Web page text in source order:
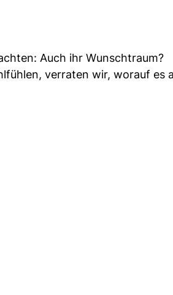
Auch ihr Wunschtraum?
verraten wir, worauf es